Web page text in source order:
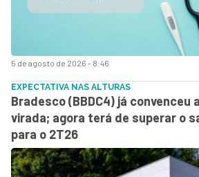
5 de agosto de 2026 - 8:46
EXPECTATIVA NAS ALTURAS
Bradesco (BBDC4) já convenceu
virada; agora terá de superar o
para o 2T26